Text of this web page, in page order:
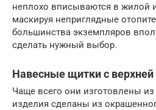
неплохо вписываются в жилой
маскируя неприглядные
большинства экземпляров
сделать нужный выбор.
Навесные щитки с
Чаще всего они изготовлены
изделия сделаны из